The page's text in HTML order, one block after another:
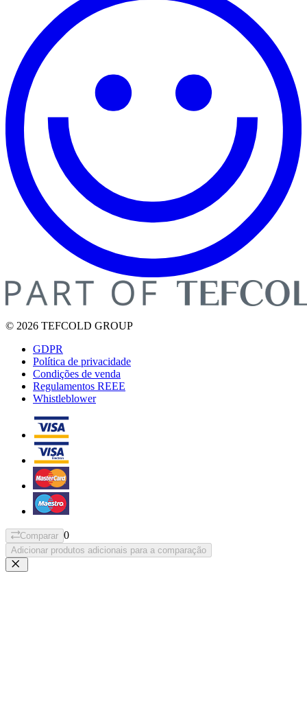
© 2026 TEFCOLD GROUP
GDPR
Política de privacidade
Condições de venda
Regulamentos REEE
Whistleblower
Comparar 0
Adicionar produtos adicionais para a comparação